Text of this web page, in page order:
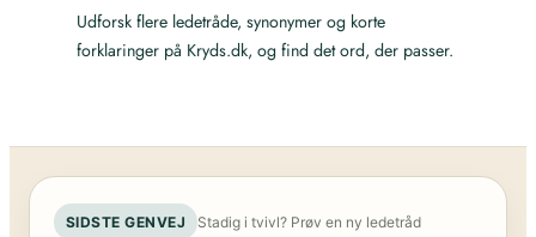
Udforsk flere ledetråde, synonymer og korte
forklaringer på Kryds.dk, og find det ord, der passer.
SIDSTE GENVEJ Stadig i tvivl? Prøv en ny ledetråd